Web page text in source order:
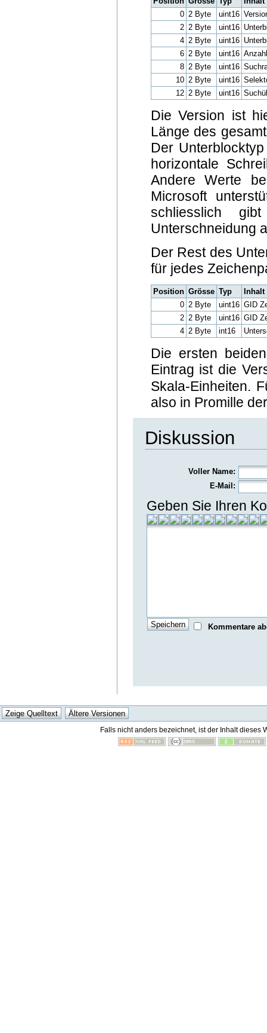
0 2 Byte uint16
2 2 Byte uint16
4 2 Byte uint16
6 2 Byte uint16
8 2 Byte uint16
10 2 Byte uint16
12 2 Byte uint16
Die Version ist
Länge des
Der
horizontale
Andere Werte
Microsoft
schliesslich
Unterschneidung
Der Rest des
für jedes
Position Grösse Typ
Inhalt
0 2 Byte uint16 GID
2 2 Byte uint16 GID
4 2 Byte int16
Die ersten
Eintrag ist die
Skala-Einheiten.
also in Promille
Diskussion
Voller Name:
E-Mail:
Geben Sie Ihren
Kommentare
Falls nicht anders bezeichnet, ist der Inhalt dieses